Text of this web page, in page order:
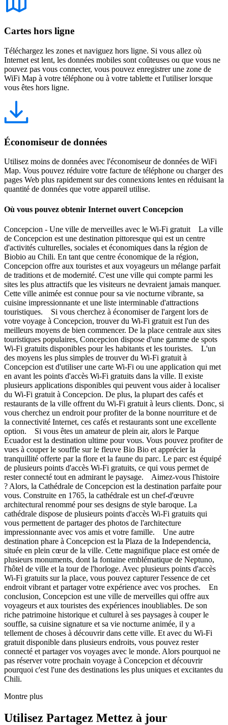
Cartes hors ligne
Téléchargez les zones et naviguez hors ligne. Si vous allez où
Internet est lent, les données mobiles sont coûteuses ou que vous ne
pouvez pas vous connecter, vous pouvez enregistrer une zone de
WiFi Map à votre téléphone ou à votre tablette et l'utiliser lorsque
vous êtes hors ligne.
Économiseur de données
Utilisez moins de données avec l'économiseur de données de WiFi
Map. Vous pouvez réduire votre facture de téléphone ou charger des
pages Web plus rapidement sur des connexions lentes en réduisant la
quantité de données que votre appareil utilise.
Où vous pouvez obtenir Internet ouvert Concepcion
Concepcion - Une ville de merveilles avec le Wi-Fi gratuit La ville
de Concepcion est une destination pittoresque qui est un centre
d'activités culturelles, sociales et économiques dans la région de
Biobio au Chili. En tant que centre économique de la région,
Concepcion offre aux touristes et aux voyageurs un mélange parfait
de traditions et de modernité. C'est une ville qui compte parmi les
sites les plus attractifs que les visiteurs ne devraient jamais manquer.
Cette ville animée est connue pour sa vie nocturne vibrante, sa
cuisine impressionnante et une liste interminable d'attractions
touristiques. Si vous cherchez à économiser de l'argent lors de
votre voyage à Concepcion, trouver du Wi-Fi gratuit est l'un des
meilleurs moyens de bien commencer. De la place centrale aux sites
touristiques populaires, Concepcion dispose d'une gamme de spots
Wi-Fi gratuits disponibles pour les habitants et les touristes. L'un
des moyens les plus simples de trouver du Wi-Fi gratuit à
Concepcion est d'utiliser une carte Wi-Fi ou une application qui met
en avant les points d'accès Wi-Fi gratuits dans la ville. Il existe
plusieurs applications disponibles qui peuvent vous aider à localiser
du Wi-Fi gratuit à Concepcion. De plus, la plupart des cafés et
restaurants de la ville offrent du Wi-Fi gratuit à leurs clients. Donc, si
vous cherchez un endroit pour profiter de la bonne nourriture et de
la connectivité Internet, ces cafés et restaurants sont une excellente
option. Si vous êtes un amateur de plein air, alors le Parque
Ecuador est la destination ultime pour vous. Vous pouvez profiter de
vues à couper le souffle sur le fleuve Bio Bio et apprécier la
tranquillité offerte par la flore et la faune du parc. Le parc est équipé
de plusieurs points d'accès Wi-Fi gratuits, ce qui vous permet de
rester connecté tout en admirant le paysage. Aimez-vous l'histoire
? Alors, la Cathédrale de Concepcion est la destination parfaite pour
vous. Construite en 1765, la cathédrale est un chef-d'œuvre
architectural renommé pour ses designs de style baroque. La
cathédrale dispose de plusieurs points d'accès Wi-Fi gratuits qui
vous permettent de partager des photos de l'architecture
impressionnante avec vos amis et votre famille. Une autre
destination phare à Concepcion est la Plaza de la Independencia,
située en plein cœur de la ville. Cette magnifique place est ornée de
plusieurs monuments, dont la fontaine emblématique de Neptuno,
l'hôtel de ville et la tour de l'horloge. Avec plusieurs points d'accès
Wi-Fi gratuits sur la place, vous pouvez capturer l'essence de cet
endroit vibrant et partager votre expérience avec vos proches. En
conclusion, Concepcion est une ville de merveilles qui offre aux
voyageurs et aux touristes des expériences inoubliables. De son
riche patrimoine historique et culturel à ses paysages à couper le
souffle, sa cuisine signature et sa vie nocturne animée, il y a
tellement de choses à découvrir dans cette ville. Et avec du Wi-Fi
gratuit disponible dans plusieurs endroits, vous pouvez rester
connecté et partager vos voyages avec le monde. Alors pourquoi ne
pas réserver votre prochain voyage à Concepcion et découvrir
pourquoi c'est l'une des destinations les plus uniques et excitantes du
Chili.
Montre plus
Utilisez Partagez Mettez à jour